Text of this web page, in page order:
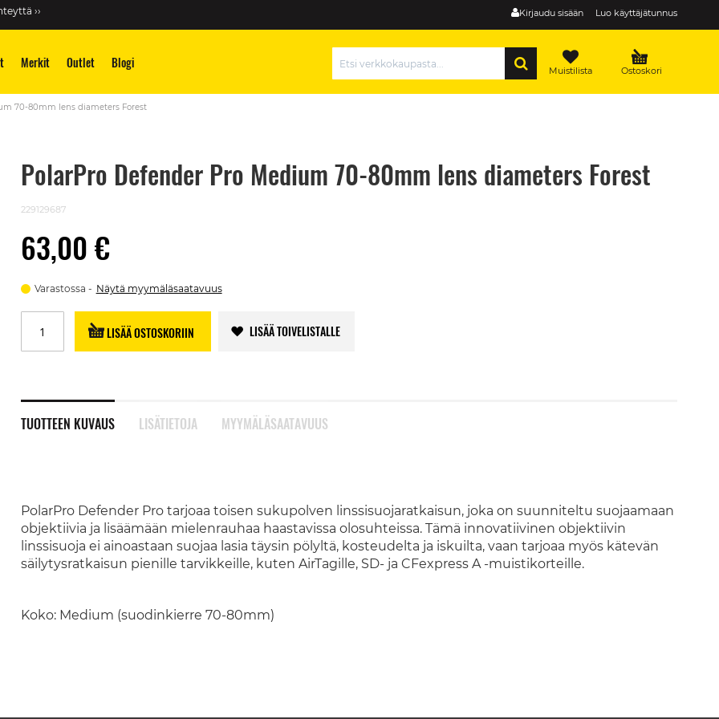
Kirjaudu sisään Luo käyttäjätunnus
››
Merkit Outlet Blogi Ostoskori
Muistilista
70-80mm lens diameters Forest
PolarPro Defender Pro Medium 70-80mm lens diameters Forest
229129687
63,00 €
Varastossa Näytä myymäläsaatavuus
LISÄÄ OSTOSKORIIN LISÄÄ TOIVELISTALLE
TUOTTEEN KUVAUS
PolarPro Defender Pro tarjoaa toisen sukupolven linssisuojaratkaisun, joka on suunniteltu suojaamaan
objektiivia ja lisäämään mielenrauhaa haastavissa olosuhteissa. Tämä innovatiivinen objektiivin
linssisuoja ei ainoastaan suojaa lasia täysin pölyltä, kosteudelta ja iskuilta, vaan tarjoaa myös kätevän
säilytysratkaisun pienille tarvikkeille, kuten AirTagille, SD- ja CFexpress A -muistikorteille.
Koko: Medium (suodinkierre 70-80mm)
LISÄTIETOJA MYYMÄLÄSAATAVUUS